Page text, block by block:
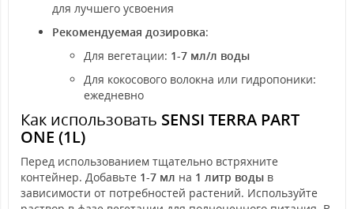
для лучшего усвоения
Рекомендуемая дозировка:
Для вегетации: 1-7 мл/л воды
Для кокосового волокна или гидропоники:
ежедневно
Как использовать SENSI TERRA PART
ONE (1L)
Перед использованием тщательно встряхните
контейнер. Добавьте 1-7 мл на 1 литр воды в
зависимости от потребностей растений. Используйте